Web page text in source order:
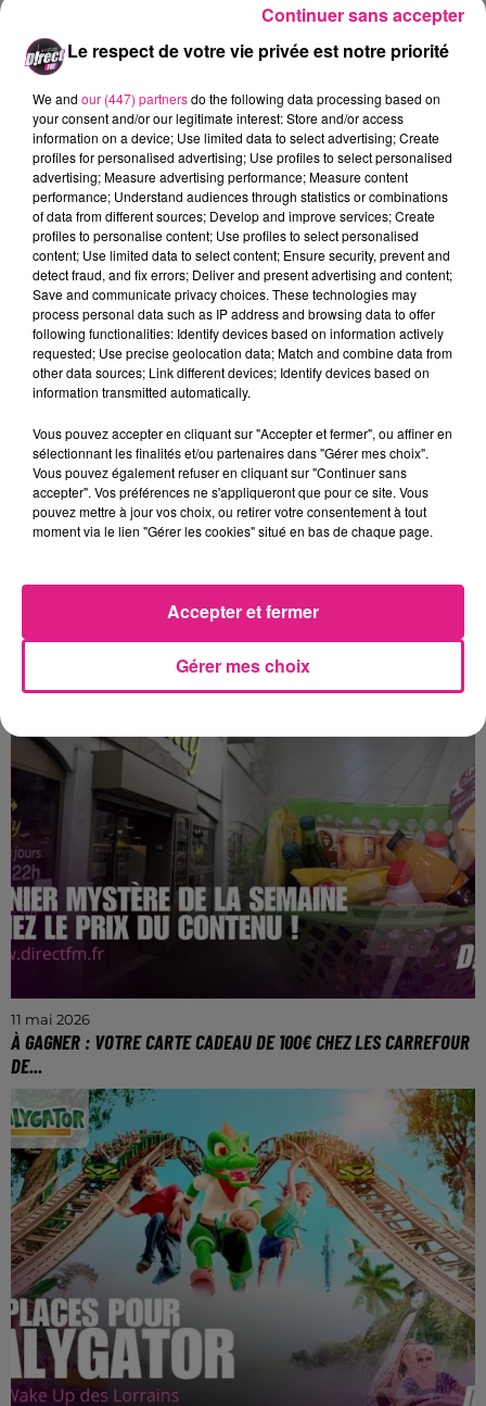
14 mai 2026
À GAGNER CETTE SEMAINE : VOS PLACES POUR LES FRANCOFOLIES
DE ESCH...
AVEC LE WAKE UP DES LORRAINS, TENTEZ DE
GAGNER VOS PLACES POUR LES FRANCOFOLIES DE
ESCH TOUTE LA SEMAINE !!!
SPORT : VOS PLACES POUR LE MATCH « METZ HANDBALL – STELLA
11 mai 2026
À GAGNER : VOTRE CARTE CADEAU DE 100€ CHEZ LES CARREFOUR
DE...
TROUVEZ LE PRIX DU CONTENU DU PANIER ET
REMPORTEZ VOTRE CARTE CADEAU CARREFOUR
DE PROXIMITÉ DE MOSELLE
Le respect de votre vie privée est notre priorité
We and our (447) partnersdo the following data processing based on
your consent and/or our legitimate interest: Store and/or access
information on a device; Use limited data to select advertising; Create
profiles for personalised advertising; Use profiles to select personalised
advertising; Measure advertising performance; Measure content
performance; Understand audiences through statistics or combinations
of data from different sources; Develop and improve services; Create
profiles to personalise content; Use profiles to select personalised
content; Use limited data to select content; Ensure security, prevent and
detect fraud, and fix errors; Deliver and present advertising and content;
Save and communicate privacy choices. These technologies may
process personal data such as IP address and browsing data to offer
following functionalities: Identify devices based on information actively
requested; Use precise geolocation data; Match and combine data from
other data sources; Link different devices; Identify devices based on
information transmitted automatically.
Vous pouvez accepter en cliquant sur "Accepter et fermer", ou affiner en
sélectionnant les finalités et/ou partenaires dans "Gérer mes choix".
Vous pouvez également refuser en cliquant sur "Continuer sans
accepter". Vos préférences ne s'appliqueront que pour ce site. Vous
pouvez mettre à jour vos choix, ou retirer votre consentement à tout
moment via le lien "Gérer les cookies" situé en bas de chaque page.
Gérer mes choix
Accepter et fermer
Continuer sans accepter